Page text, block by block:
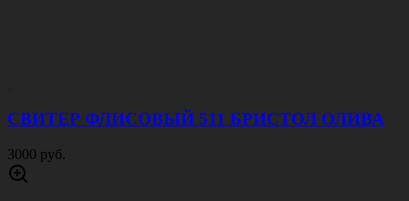
СВИТЕР ФЛИСОВЫЙ 511 БРИСТОЛ ОЛИВА
3000 руб.